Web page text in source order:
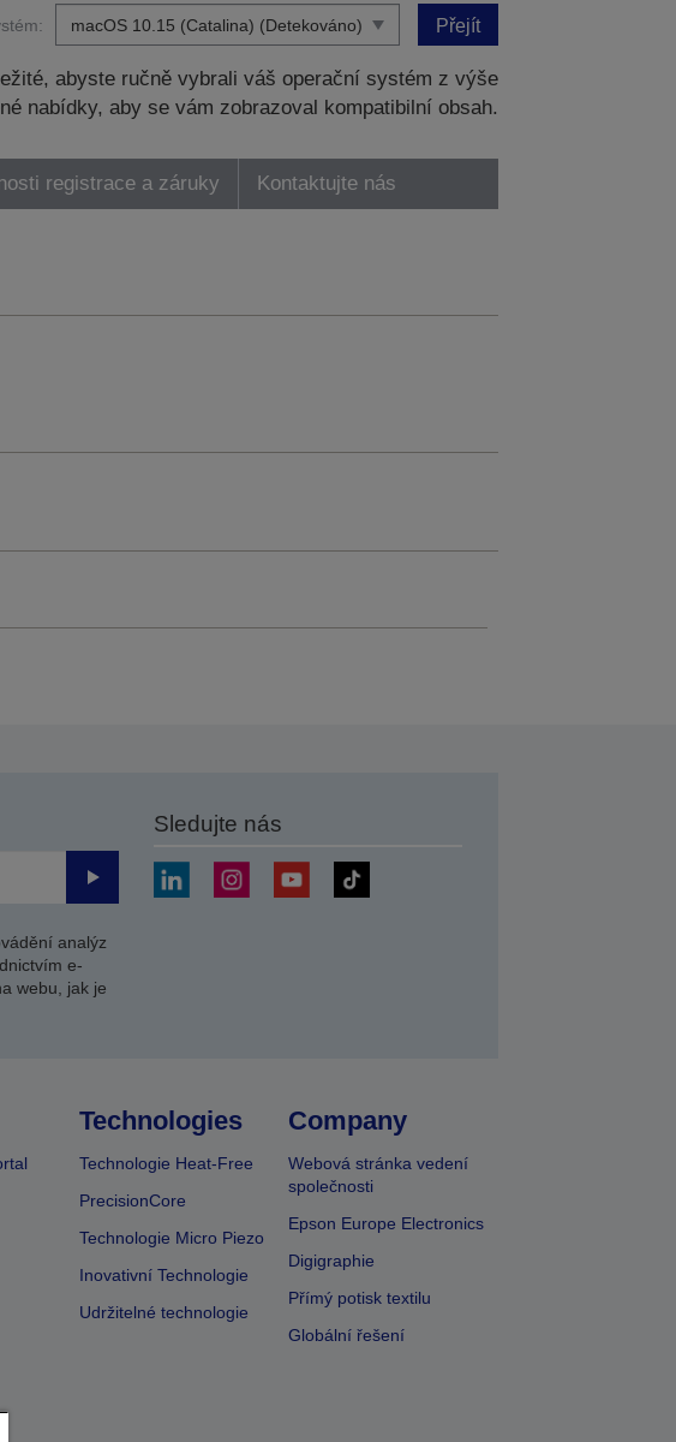
Přejít
abyste ručně vybrali váš operační systém z výše
nabídky, aby se vám zobrazoval kompatibilní obsah.
registrace a záruky Kontaktujte nás
Odeslat
analýz
e-
webu, jak je
Sledujte nás
Technologies
Technologie Heat-Free
PrecisionCore
Technologie Micro Piezo
Inovativní Technologie
Udržitelné technologie
Company
Webová stránka vedení
společnosti
Epson Europe Electronics
Digigraphie
Přímý potisk textilu
Globální řešení